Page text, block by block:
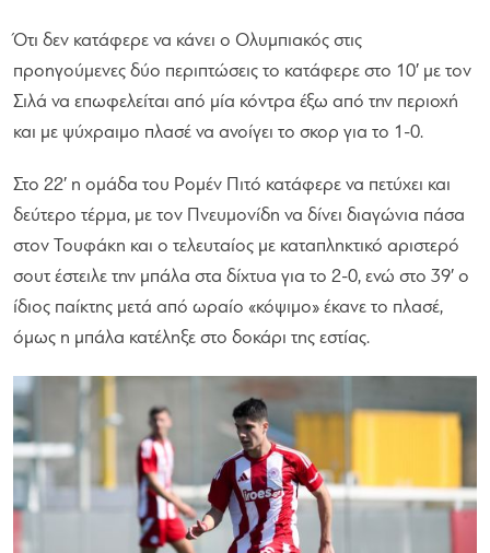
Ότι δεν κατάφερε να κάνει ο Ολυμπιακός στις
προηγούμενες δύο περιπτώσεις το κατάφερε στο 10′ με τον
Σιλά να επωφελείται από μία κόντρα έξω από την περιοχή
και με ψύχραιμο πλασέ να ανοίγει το σκορ για το 1-0.
Στο 22′ η ομάδα του Ρομέν Πιτό κατάφερε να πετύχει και
δεύτερο τέρμα, με τον Πνευμονίδη να δίνει διαγώνια πάσα
στον Τουφάκη και ο τελευταίος με καταπληκτικό αριστερό
σουτ έστειλε την μπάλα στα δίχτυα για το 2-0, ενώ στο 39′ ο
ίδιος παίκτης μετά από ωραίο «κόψιμο» έκανε το πλασέ,
όμως η μπάλα κατέληξε στο δοκάρι της εστίας.